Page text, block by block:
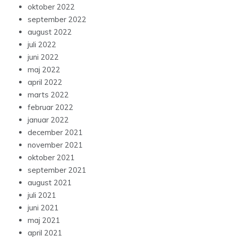
oktober 2022
september 2022
august 2022
juli 2022
juni 2022
maj 2022
april 2022
marts 2022
februar 2022
januar 2022
december 2021
november 2021
oktober 2021
september 2021
august 2021
juli 2021
juni 2021
maj 2021
april 2021